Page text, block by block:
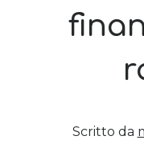
Le criptovalute secondo
Come ho fatto
Scritto da